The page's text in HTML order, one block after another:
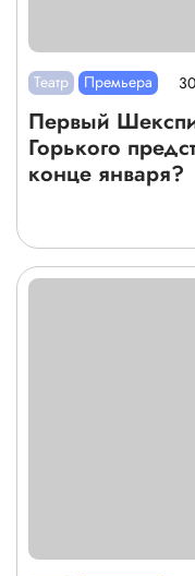
Театр Премьера
Первый
Горького
конце января?